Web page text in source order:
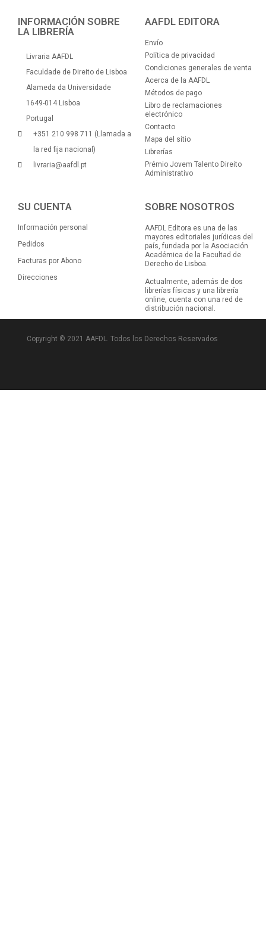
INFORMACIÓN SOBRE
LA LIBRERÍA
Livraria AAFDL
Faculdade de Direito de Lisboa
Alameda da Universidade
1649-014 Lisboa
Portugal
+351 210 998 711 (Llamada a
la red fija nacional)
livraria@aafdl.pt
AAFDL EDITORA
Envío
Política de privacidad
Condiciones generales de venta
Acerca de la AAFDL
Métodos de pago
Libro de reclamaciones
electrónico
Contacto
Mapa del sitio
Librerías
Prémio Jovem Talento Direito
Administrativo
SU CUENTA
Información personal
Pedidos
Facturas por Abono
Direcciones
SOBRE NOSOTROS
AAFDL Editora es una de las
mayores editoriales jurídicas del
país, fundada por la Asociación
Académica de la Facultad de
Derecho de Lisboa.
Actualmente, además de dos
librerías físicas y una librería
online, cuenta con una red de
distribución nacional.
Copyright © 2021 AAFDL. Todos los Derechos Reservados